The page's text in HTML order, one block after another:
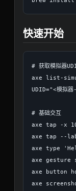
快速开始
# 获取模拟器
axe list-
UDID="<模拟
# 基础交互
axe tap -x
axe tap --
axe type
axe gesture
axe button